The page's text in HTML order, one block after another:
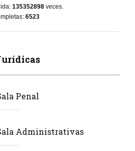
135352898veces.
6523
Penal
Administrativas